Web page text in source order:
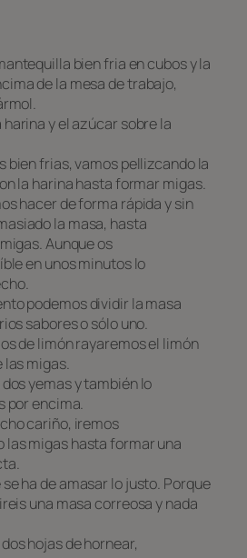
bien fria en cubos y la
de la mesa de trabajo,
y el azúcar sobre la
bien frias, vamos pellizcando la
la harina hasta formar migas.
hacer de forma rápida y sin
la masa, hasta
Aunque os
en unos minutos lo
podemos dividir la masa
sabores o sólo uno.
de limón rayaremos el limón
las migas.
yemas y también lo
por encima.
cariño, iremos
las migas hasta formar una
ha de amasar lo justo. Porque
una masa correosa y nada
hojas de hornear,